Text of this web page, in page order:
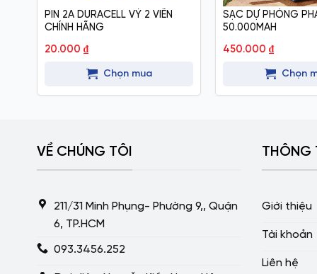
PIN 2A DURACELL VỶ 2 VIÊN
CHÍNH HÃNG
20.000 ₫
Chọn mua
SẠC DỰ PHÒNG
50.000MAH
450.000 ₫
Chọn
VỀ CHÚNG TÔI
211/31 Minh Phụng- Phường 9,, Quận
6, TP.HCM
093.3456.252
THÔNG
Giới thiệu
Tài khoản
Liên hệ